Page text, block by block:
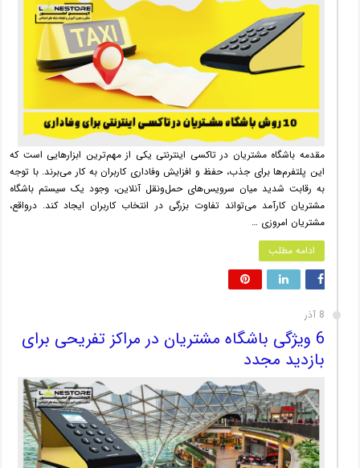
مقدمه باشگاه مشتریان در تاکسی اینترنتی یکی از مهم‌ترین ابزارهایی است که
این پلتفرم‌ها برای جذب، حفظ و افزایش وفاداری کاربران به کار می‌برند. با توجه
به رقابت شدید میان سرویس‌های حمل‌ونقل آنلاین، وجود یک سیستم باشگاه
مشتریان کارآمد می‌تواند تفاوت بزرگی در انتخاب کاربران ایجاد کند. درواقع،
مشتریان امروزی …
ادامه مطلب
8 آذر
6 ویژگی باشگاه مشتریان در مراکز تفریحی برای
بازدید مجدد